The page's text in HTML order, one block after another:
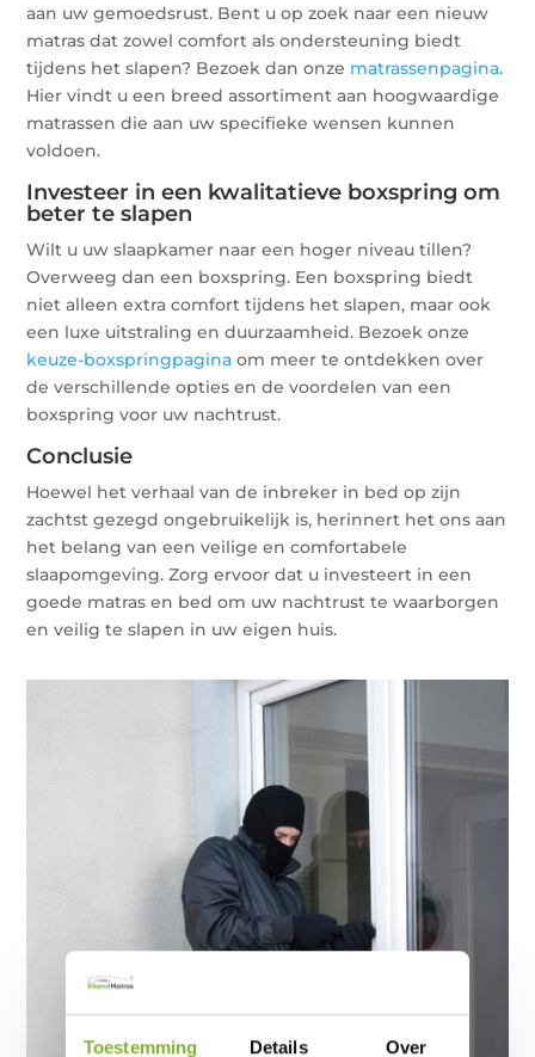
Toestemming Details Over
aan uw gemoedsrust. Bent u op zoek naar een nieuw
matras dat zowel comfort als ondersteuning biedt
tijdens het slapen? Bezoek dan onze matrassenpagina.
Hier vindt u een breed assortiment aan hoogwaardige
matrassen die aan uw specifieke wensen kunnen
voldoen.
Investeer in een kwalitatieve boxspring om
beter te slapen
Wilt u uw slaapkamer naar een hoger niveau tillen?
Overweeg dan een boxspring. Een boxspring biedt
niet alleen extra comfort tijdens het slapen, maar ook
een luxe uitstraling en duurzaamheid. Bezoek onze
keuze-boxspringpagina om meer te ontdekken over
de verschillende opties en de voordelen van een
boxspring voor uw nachtrust.
Conclusie
Hoewel het verhaal van de inbreker in bed op zijn
zachtst gezegd ongebruikelijk is, herinnert het ons aan
het belang van een veilige en comfortabele
slaapomgeving. Zorg ervoor dat u investeert in een
goede matras en bed om uw nachtrust te waarborgen
en veilig te slapen in uw eigen huis.